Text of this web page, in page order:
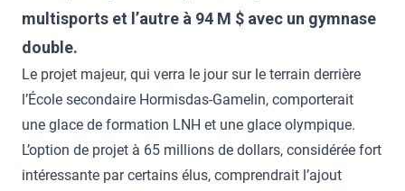
multisports et l’autre à 94 M $ avec un gymnase
double.
Le projet majeur, qui verra le jour sur le terrain derrière
l’École secondaire Hormisdas-Gamelin, comporterait
une glace de formation LNH et une glace olympique.
L’option de projet à 65 millions de dollars, considérée fort
intéressante par certains élus, comprendrait l’ajout